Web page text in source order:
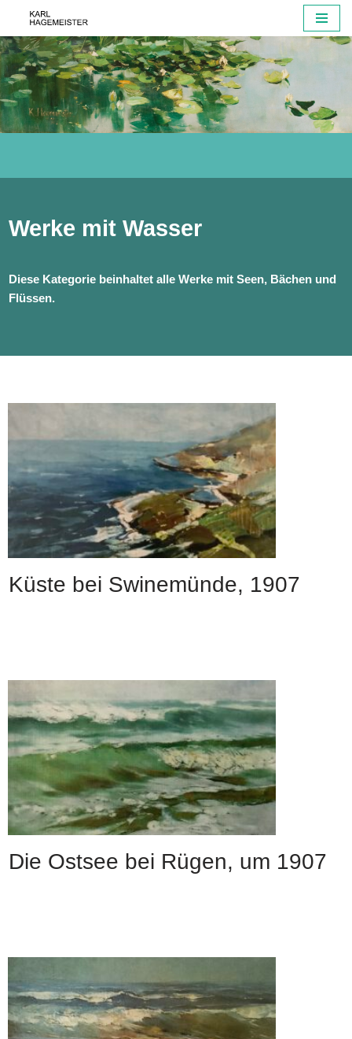
Zum
Inhalt
springen
Werke mit Wasser
Diese Kategorie beinhaltet alle Werke mit Seen, Bächen und
Flüssen.
Küste bei Swinemünde, 1907
Die Ostsee bei Rügen, um 1907